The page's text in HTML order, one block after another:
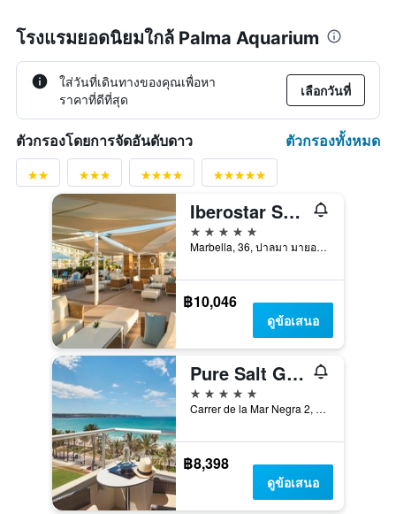
โรงแรมยอดนิยมใกล้ Palma Aquarium
ใส่วันที่เดินทางของคุณเพื่อหา
ราคาที่ดีที่สุด
เลือกวันที่
ตัวกรองโดยการจัดอันดับดาว ตัวกรองทั้งหมด
Iberostar Selection Playa de Palma
5 ดาว
Marbella, 36, ปาลมา มายอร์กา, มาจอร์กา, สเปน
฿10,046
ดูข้อเสนอ
Pure Salt Garonda - Adults Only
5 ดาว
Carrer de la Mar Negra 2, ปาลมา มายอร์กา, มาจอร์กา, สเปน
฿8,398
ดูข้อเสนอ